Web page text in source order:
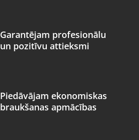
Garantējam profesionālu
un pozitīvu attieksmi
Piedāvājam ekonomiskas
braukšanas apmācības